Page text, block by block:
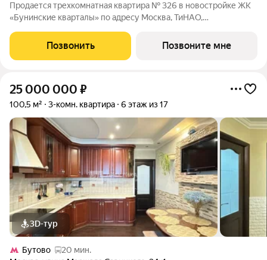
Продается трехкомнатная квартира № 326 в новостройке ЖК
«Бунинские кварталы» по адресу Москва, ТиНАО,
Бунинские Кварталы, 5.1, район Коммунарка, Новомосковский
административный округ, Москва. Общая
Позвонить Позвоните мне
25 000 000 ₽
100,5 м² 3-комн. квартира 6 этаж из 17
3D-тур
Бутово
20 мин.